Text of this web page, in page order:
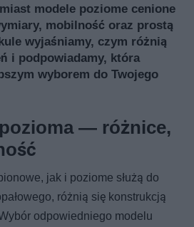
modele poziome cenione
mobilność oraz prostą
wyjaśniamy, czym różnią
i podpowiadamy, która
wyborem do Twojego
— różnice,
jak i poziome służą do
różnią się konstrukcją
odpowiedniego modelu